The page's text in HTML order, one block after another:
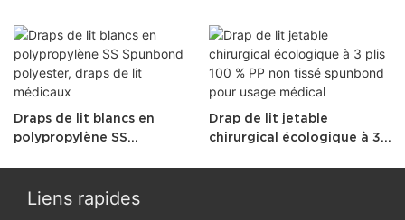
Draps de lit blancs en
polypropylène SS
Drap de lit jetable
chirurgical écologique à 3
Liens rapides